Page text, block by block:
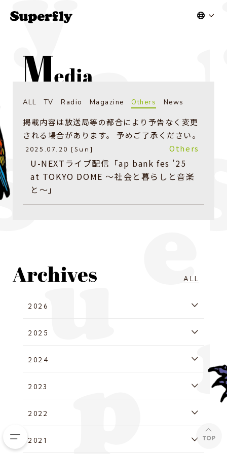
ALL TV Radio Magazine Others News
掲載内容は放送局等の都合により予告なく変更
される場合があります。 予めご了承ください。
2025.07.20 [Sun] Others
U-NEXTライブ配信「ap bank fes ’25
at TOKYO DOME 〜社会と暮らしと音楽
と〜」
ALL
2026
2025
2024
2023
2022
2021